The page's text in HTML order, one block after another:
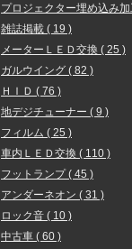
プロジェクター埋め込み
雑誌掲載 ( 19 )
メーターＬＥＤ交換 ( 25 )
ガルウイング ( 82 )
ＨＩＤ ( 76 )
地デジチューナー ( 9 )
フィルム ( 25 )
車内ＬＥＤ交換 ( 110 )
フットランプ ( 45 )
アンダーネオン ( 31 )
ロック音 ( 10 )
中古車 ( 60 )